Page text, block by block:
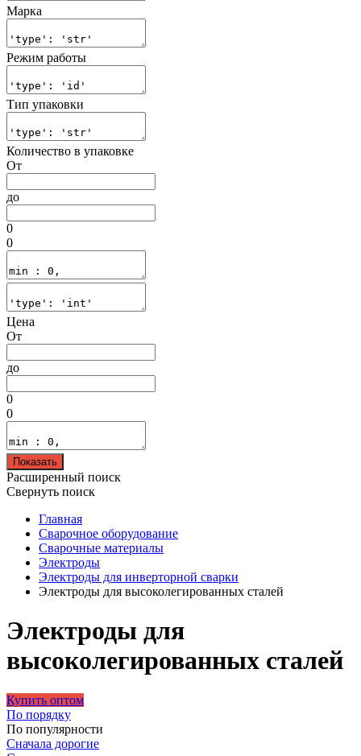
Марка
Режим работы
Тип упаковки
Количество в упаковке
От
до
0
0
Цена
От
до
0
0
Показать
Расширенный поиск
Свернуть поиск
Главная
Сварочное оборудование
Сварочные материалы
Электроды
Электроды для инверторной сварки
Электроды для высоколегированных сталей
Электроды для
высоколегированных сталей
Купить оптом
По порядку
По популярности
Сначала дорогие